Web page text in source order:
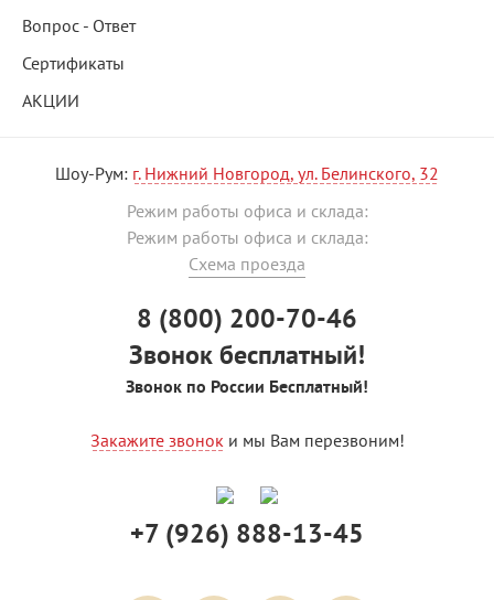
Вопрос - Ответ
Сертификаты
АКЦИИ
Шоу-Рум: г. Нижний Новгород, ул. Белинского, 32
Режим работы офиса и склада:
Режим работы офиса и склада:
Схема проезда
8 (800) 200-70-46
Звонок бесплатный!
Звонок по России Бесплатный!
Закажите звонок и мы Вам перезвоним!
+7 (926) 888-13-45